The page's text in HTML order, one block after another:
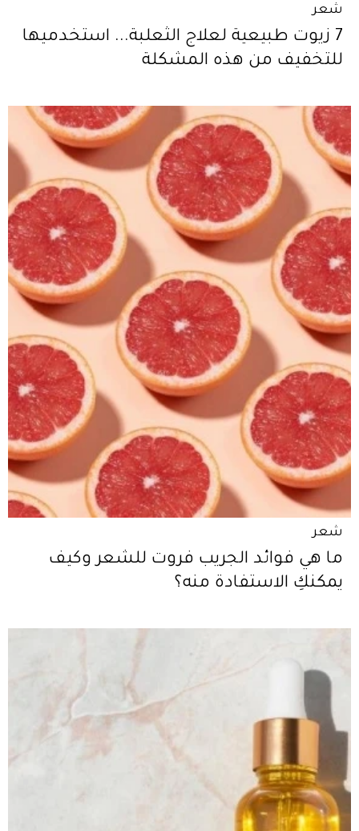
شعر
7 زيوت طبيعية لعلاج الثعلبة... استخدميها
للتخفيف من هذه المشكلة
شعر
ما هي فوائد الجريب فروت للشعر وكيف
يمكنكِ الاستفادة منه؟